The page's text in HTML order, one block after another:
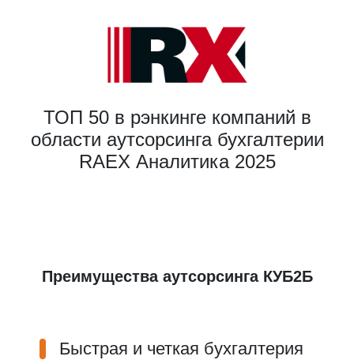
ТОП 50 в рэнкинге компаний в
области аутсорсинга бухгалтерии
RAEX Аналитика 2025
Преимущества аутсорсинга КУБ2Б
Быстрая и четкая бухгалтерия